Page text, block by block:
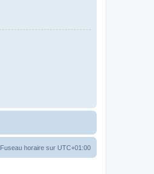
Fuseau horaire sur UTC+01:00